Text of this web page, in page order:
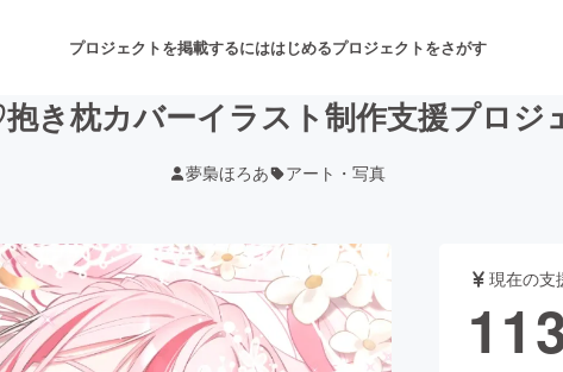
プロジェクトを掲載するにははじめるプロジェクトをさがす
音楽 舞台・パフォーマンス
ゲーム・サービス開発 フード・飲食店
き枕カバーイラスト制作支援プロジ
夢梟ほろあ アート・写真
現在の支